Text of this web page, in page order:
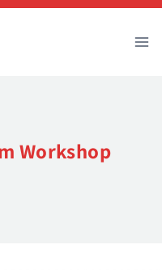
Workshop